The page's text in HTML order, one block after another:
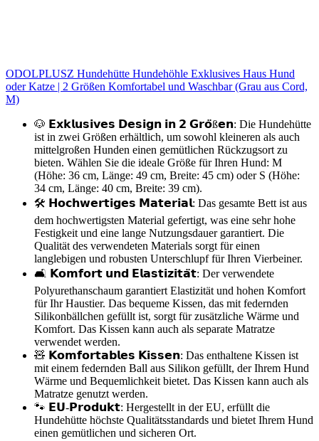
ODOLPLUSZ Hundehütte Hundehöhle Exklusives Haus Hund
oder Katze | 2 Größen Komfortabel und Waschbar (Grau aus Cord,
M)
🐶 𝗘𝘅𝗸𝗹𝘂𝘀𝗶𝘃𝗲𝘀 𝗗𝗲𝘀𝗶𝗴𝗻 𝗶𝗻 𝟮 𝗚𝗿𝗼̈ß𝗲𝗻: Die Hundehütte
ist in zwei Größen erhältlich, um sowohl kleineren als auch
mittelgroßen Hunden einen gemütlichen Rückzugsort zu
bieten. Wählen Sie die ideale Größe für Ihren Hund: M
(Höhe: 36 cm, Länge: 49 cm, Breite: 45 cm) oder S (Höhe:
34 cm, Länge: 40 cm, Breite: 39 cm).
🛠️ 𝗛𝗼𝗰𝗵𝘄𝗲𝗿𝘁𝗶𝗴𝗲𝘀 𝗠𝗮𝘁𝗲𝗿𝗶𝗮𝗹: Das gesamte Bett ist aus
dem hochwertigsten Material gefertigt, was eine sehr hohe
Festigkeit und eine lange Nutzungsdauer garantiert. Die
Qualität des verwendeten Materials sorgt für einen
langlebigen und robusten Unterschlupf für Ihren Vierbeiner.
🛋️ 𝗞𝗼𝗺𝗳𝗼𝗿𝘁 𝘂𝗻𝗱 𝗘𝗹𝗮𝘀𝘁𝗶𝘇𝗶𝘁𝗮̈𝘁: Der verwendete
Polyurethanschaum garantiert Elastizität und hohen Komfort
für Ihr Haustier. Das bequeme Kissen, das mit federnden
Silikonbällchen gefüllt ist, sorgt für zusätzliche Wärme und
Komfort. Das Kissen kann auch als separate Matratze
verwendet werden.
🧸 𝗞𝗼𝗺𝗳𝗼𝗿𝘁𝗮𝗯𝗹𝗲𝘀 𝗞𝗶𝘀𝘀𝗲𝗻: Das enthaltene Kissen ist
mit einem federnden Ball aus Silikon gefüllt, der Ihrem Hund
Wärme und Bequemlichkeit bietet. Das Kissen kann auch als
Matratze genutzt werden.
🐾 𝗘𝗨-𝗣𝗿𝗼𝗱𝘂𝗸𝘁: Hergestellt in der EU, erfüllt die
Hundehütte höchste Qualitätsstandards und bietet Ihrem Hund
einen gemütlichen und sicheren Ort.